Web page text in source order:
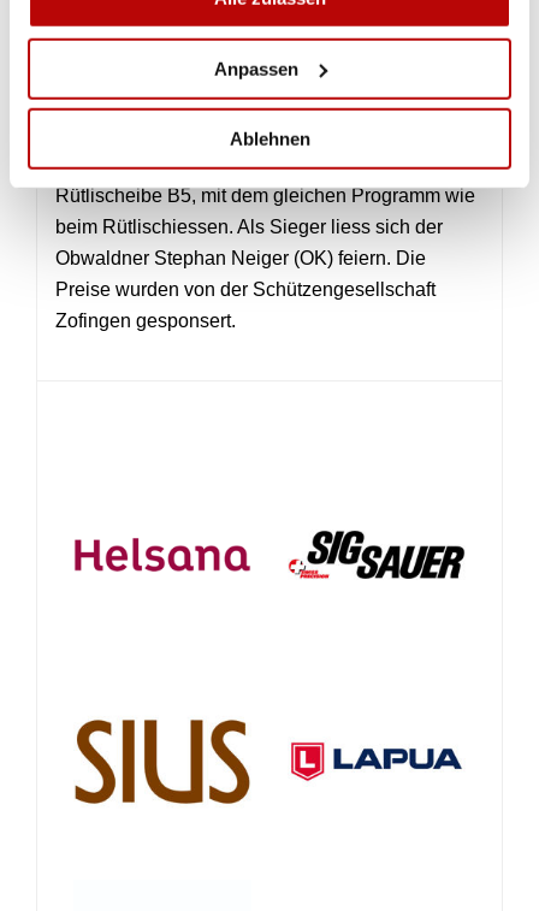
Anpassen
Ablehnen
STEPHAN NEIGER VOM OK GEWINNT DAS
DELEGIERTENSCHIESSEN
Traditionell absolvierten die Delegierten auf dem
Beckenrieder Pistolenstand das
Delegiertenschiessen. Geschossen wurde auf die
Rütlischeibe B5, mit dem gleichen Programm wie
beim Rütlischiessen. Als Sieger liess sich der
Obwaldner Stephan Neiger (OK) feiern. Die
Preise wurden von der Schützengesellschaft
Zofingen gesponsert.